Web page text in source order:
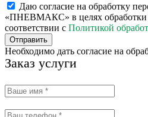
Даю согласие на обработку
«ПНЕВМАКС» в целях обработки
соответствии с Политикой
Отправить
Необходимо дать согласие на
Заказ услуги